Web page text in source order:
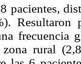
pacientes,
Resultaron
frecuencia
rural